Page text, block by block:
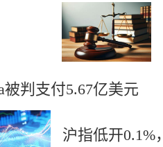
被判支付5.67亿美元
沪指低开0.1%